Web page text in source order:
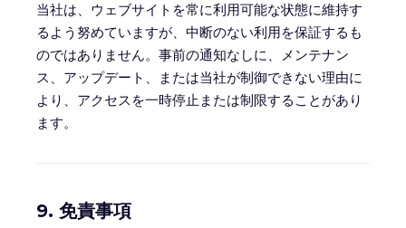
当社は、ウェブサイトを常に利用可能な状態に維持す
るよう努めていますが、中断のない利用を保証するも
のではありません。事前の通知なしに、メンテナン
ス、アップデート、または当社が制御できない理由に
より、アクセスを一時停止または制限することがあり
ます。
9. 免責事項